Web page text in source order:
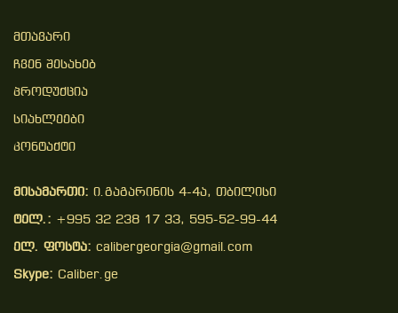
Მთავარი
Ჩვენ Შესახებ
Პროდუქცია
Სიახლეები
Კონტაქტი
მისამართი: ი.გაგარინის 4-4ა, თბილისი
ტელ.: +995 32 238 17 33, 595-52-99-44
ელ. ფოსტა: calibergeorgia@gmail.com
Skype: Caliber.ge